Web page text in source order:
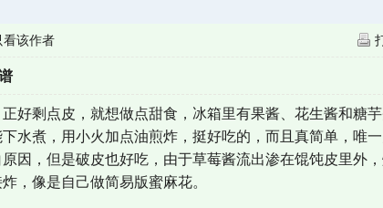
看该作者
好剩点皮，就想做点甜食，冰箱里有果酱、花生酱和糖
水煮，用小火加点油煎炸，挺好吃的，而且真简单，唯
因，但是破皮也好吃，由于草莓酱流出渗在馄饨皮里外
，像是自己做简易版蜜麻花。